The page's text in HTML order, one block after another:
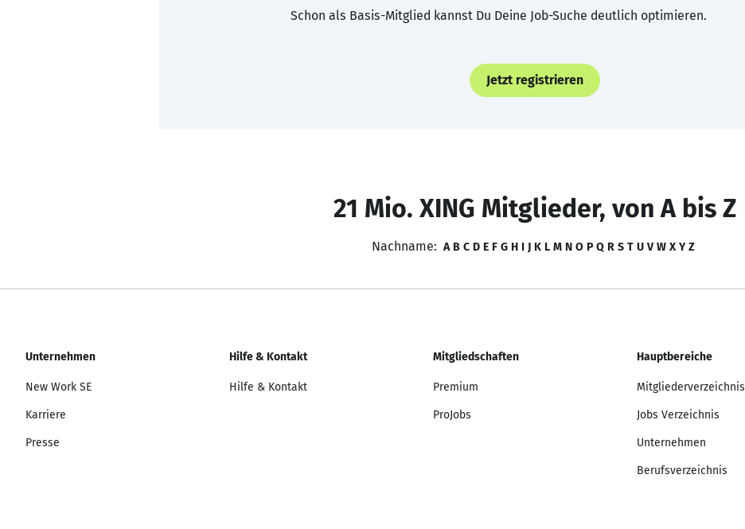
Schon als Basis-Mitglied kannst Du Deine Job-Suche deutlich optimieren.
Jetzt registrieren
21 Mio. XING Mitglieder, von A bis Z
Nachname: A B C D E F G H I J K L M N O P Q R S T U V W X Y Z
Unternehmen
New Work SE
Karriere
Presse
Hilfe & Kontakt
Hilfe & Kontakt
Mitgliedschaften
Premium
ProJobs
Hauptbereiche
Mitgliederverzeichnis
Jobs Verzeichnis
Unternehmen
Berufsverzeichnis